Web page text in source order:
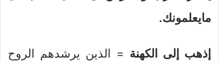
مايعلمونك.
إذهب إلى الكهنة = الذين يرشدهم الروح